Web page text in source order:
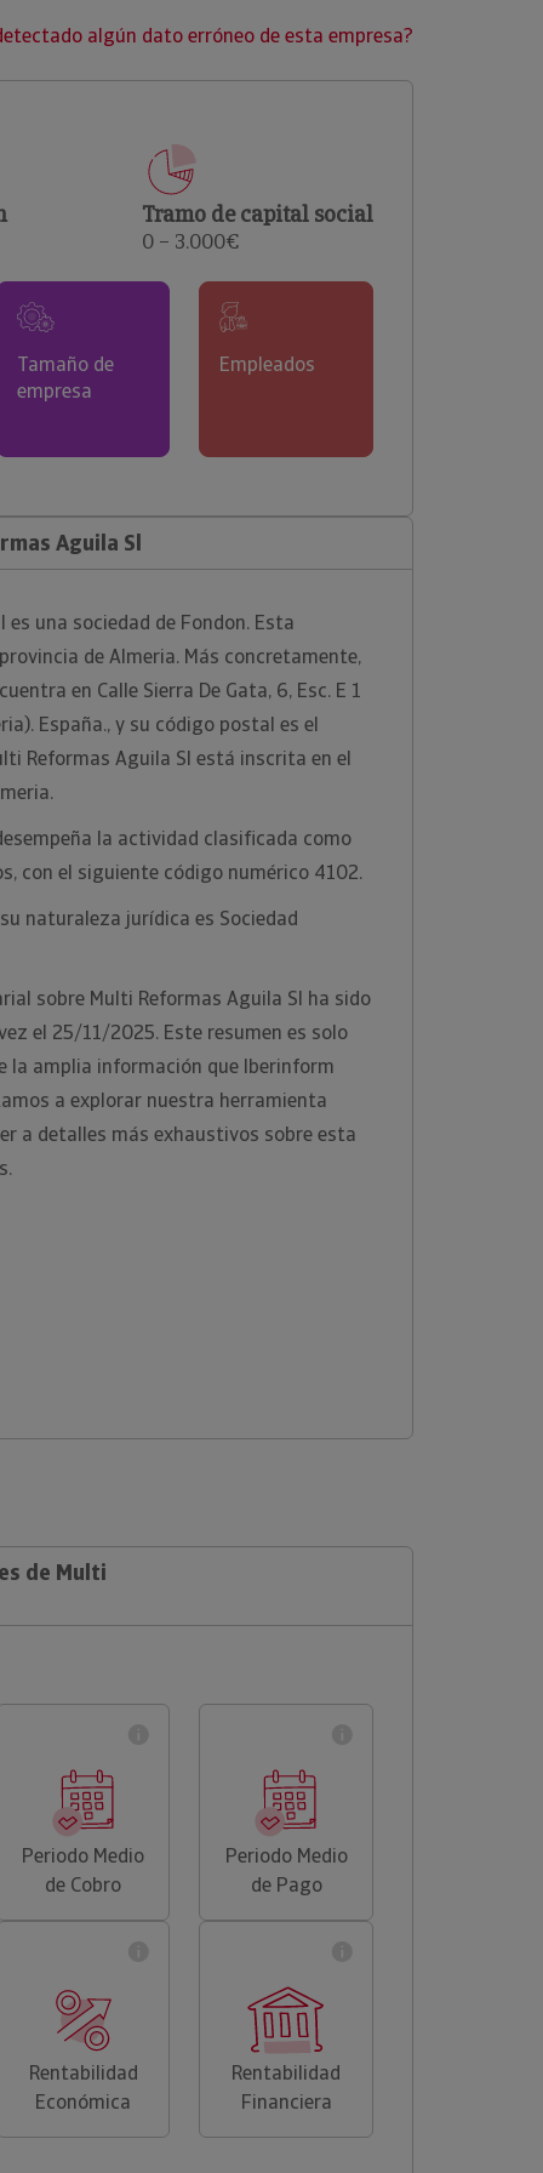
clientes.
algún dato erróneo de esta empresa?
Tramo de capital social
0 – 3.000€
Tamaño de
empresa
Empleados
Aguila Sl
una sociedad de Fondon. Esta
de Almeria. Más concretamente,
en Calle Sierra De Gata, 6, Esc. E 1
España., y su código postal es el
Reformas Aguila Sl está inscrita en el
la actividad clasificada como
con el siguiente código numérico 4102.
naturaleza jurídica es Sociedad
sobre Multi Reformas Aguila Sl ha sido
el 25/11/2025. Este resumen es solo
la amplia información que Iberinform
a explorar nuestra herramienta
a detalles más exhaustivos sobre esta
de Multi
Periodo Medio
de Cobro
Periodo Medio
de Pago
Rentabilidad
Económica
Rentabilidad
Financiera